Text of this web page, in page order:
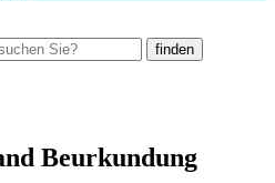
finden
Beurkundung